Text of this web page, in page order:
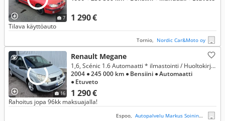
7 1 290 €
Tilava käyttöauto
Tornio, Nordic Car&Moto oy
16
Renault Megane
1 290 €
1,6, Scénic 1.6 Automaatti * ilmastointi / Huoltokirja / Isofix / Lohkolämmitin *
2004 ● 245 000 km ● Bensiini ● Automaatti
● Etuveto
Rahoitus jopa 96kk maksuajalla!
Espoo, Autopalvelu Markus Soininen Oy